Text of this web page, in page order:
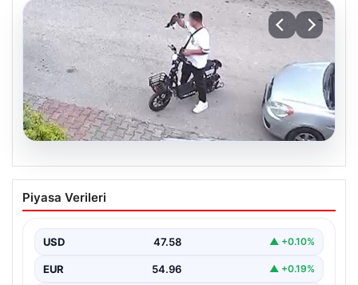
Bolu’da Çirkin Olay: Yavru Kediyi Önce
Sevdi, Sonra Canice Boğdu
derinden sarstı. Beşkavaklar Mahallesi Melis Sokak'ta
meydana…
Piyasa Verileri
USD 47.58 ▲ +0.10%
EUR 54.96 ▲ +0.19%